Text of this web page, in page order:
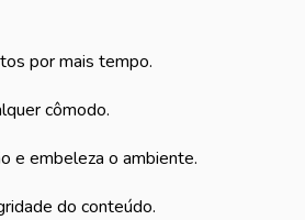
por mais tempo.
cômodo.
e embeleza o ambiente.
do conteúdo.